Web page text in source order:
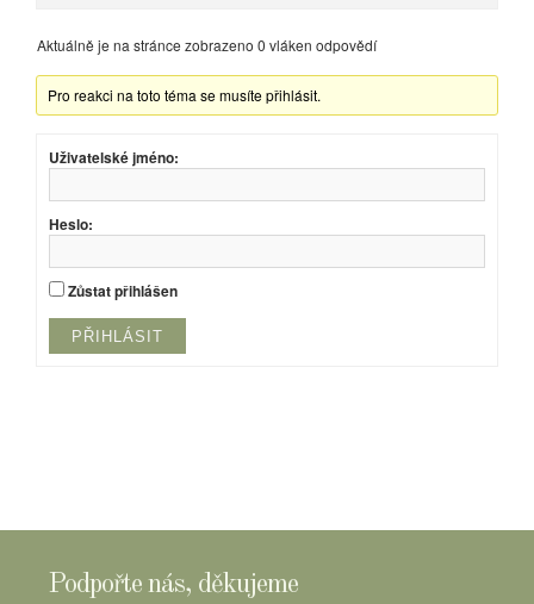
Aktuálně je na stránce zobrazeno 0 vláken odpovědí
Pro reakci na toto téma se musíte přihlásit.
Uživatelské jméno:
Heslo:
Zůstat přihlášen
PŘIHLÁSIT
Podpořte nás, děkujeme